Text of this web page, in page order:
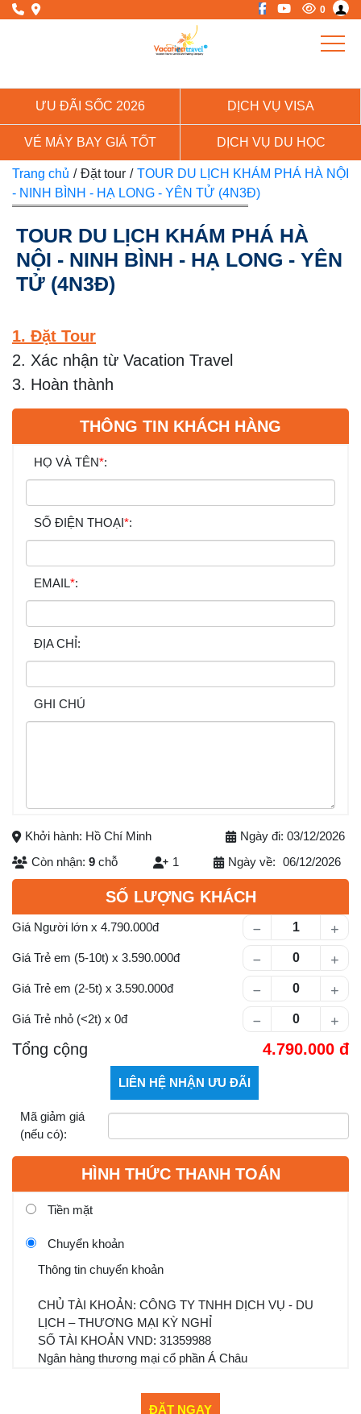
0
ƯU ĐÃI SỐC 2026 DỊCH VỤ VISA
VÉ MÁY BAY GIÁ TỐT DỊCH VỤ DU HỌC
Trang chủ / Đặt tour / TOUR DU LỊCH KHÁM PHÁ HÀ NỘI
- NINH BÌNH - HẠ LONG - YÊN TỬ (4N3Đ)
TOUR DU LỊCH KHÁM PHÁ HÀ
NỘI - NINH BÌNH - HẠ LONG - YÊN
TỬ (4N3Đ)
1. Đặt Tour
2. Xác nhận từ Vacation Travel
3. Hoàn thành
THÔNG TIN KHÁCH HÀNG
HỌ VÀ TÊN*:
SỐ ĐIỆN THOẠI*:
EMAIL*:
ĐỊA CHỈ:
GHI CHÚ
Khởi hành: Hồ Chí Minh
Ngày đi: 03/12/2026
Còn nhận: 9 chỗ
Số lượng khách
1 Ngày về: 06/12/2026
SỐ LƯỢNG KHÁCH
Giá Người lớn x 4.790.000
Giá Trẻ em (5-10t) x 3.590.000
Giá Trẻ em (2-5t) x 3.590.000
Giá Trẻ nhỏ (<2t) x 0
Tổng cộng 4.790.000
Mã giảm giá
(nếu có):
HÌNH THỨC THANH TOÁN
Tiền mặt
Chuyển khoản
Thông tin chuyển khoản
CHỦ TÀI KHOẢN: CÔNG TY TNHH DỊCH VỤ - DU
LỊCH – THƯƠNG MẠI KỲ NGHỈ
SỐ TÀI KHOẢN VND: 31359988
Ngân hàng thương mại cổ phần Á Châu